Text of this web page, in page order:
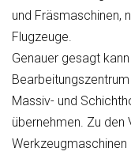
und Fräsmaschinen,
Flugzeuge.
Genauer gesagt
Massiv- und
übernehmen. Zu den